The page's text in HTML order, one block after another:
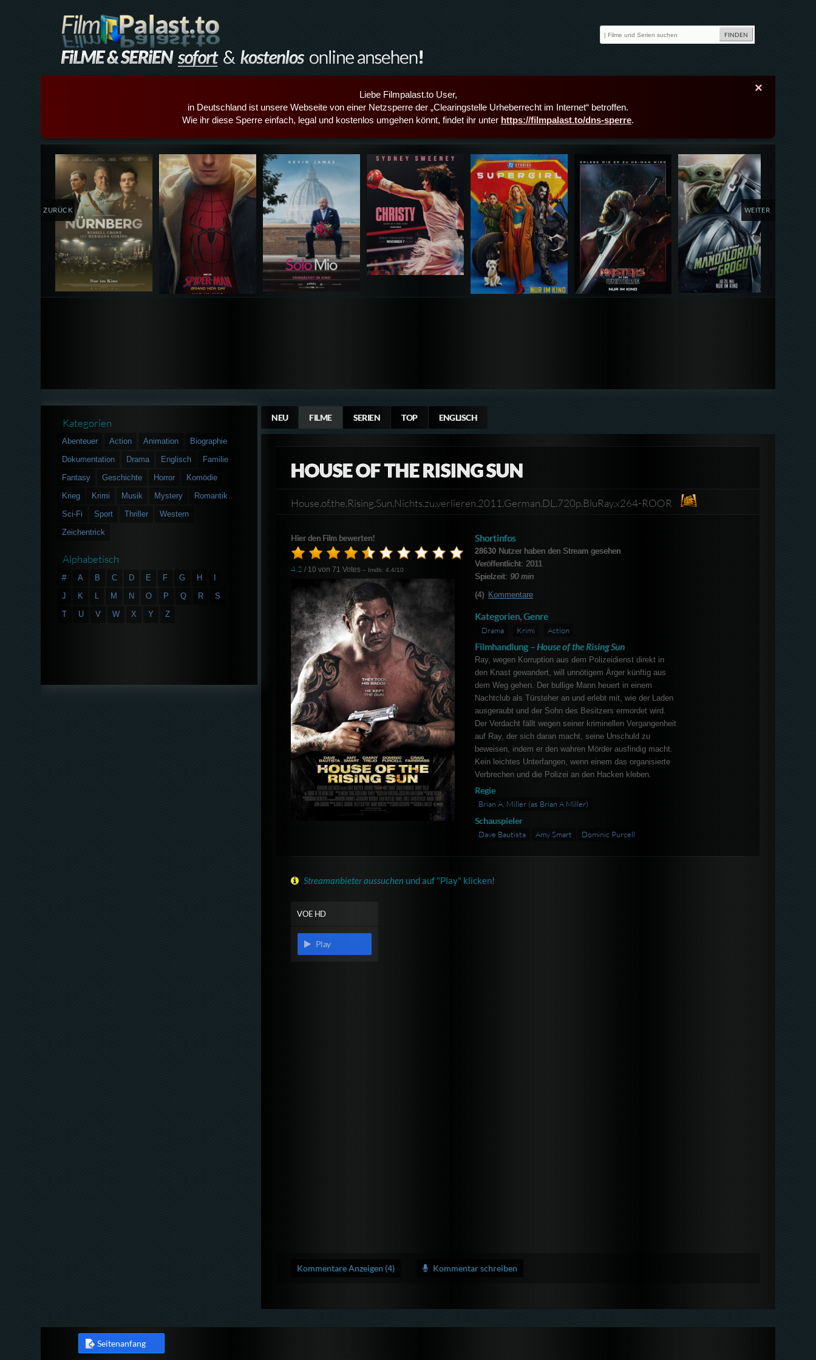
×
Liebe Filmpalast.to User,
in Deutschland ist unsere Webseite von einer Netzsperre der „Clearingstelle Urheberrecht im Internet“ betroffen.
Wie ihr diese Sperre einfach, legal und kostenlos umgehen könnt, findet ihr unter https://filmpalast.to/dns-sperre.
Details,Play Details,Play Details,Play Details,Play Details,Play Details,Play Details,Play
ZURÜCK WEITER
NEU FILME SERIEN TOP ENGLISCH
HOUSE OF THE RISING SUN
House.of.the.Rising.Sun.Nichts.zu.verlieren.2011.German.DL.720p.BluRay.x264-ROOR
Hier den Film bewerten!
4.2 / 10 von71 Votes – Imdb: 4.4/10
Shortinfos
28630Nutzer haben den Stream gesehen
Veröffentlicht: 2011
Spielzeit: 90 min
(4) Kommentare
Kategorien, Genre
Drama Krimi Action
Filmhandlung – House of the Rising Sun
Ray, wegen Korruption aus dem Polizeidienst direkt in
den Knast gewandert, will unnötigem Ärger künftig aus
dem Weg gehen. Der bullige Mann heuert in einem
Nachtclub als Türsteher an und erlebt mit, wie der Laden
ausgeraubt und der Sohn des Besitzers ermordet wird.
Der Verdacht fällt wegen seiner kriminellen Vergangenheit
auf Ray, der sich daran macht, seine Unschuld zu
beweisen, indem er den wahren Mörder ausfindig macht.
Kein leichtes Unterfangen, wenn einem das organisierte
Verbrechen und die Polizei an den Hacken kleben.
Regie
Brian A. Miller (as Brian A Miller)
Schauspieler
Dave Bautista Amy Smart Dominic Purcell
Streamanbieter aussuchen und auf "Play" klicken!
VOE HD
Play
Kommentare Anzeigen (4) Kommentar schreiben
Kategorien
Abenteuer Action Animation
Biographie
Dokumentation
Drama Englisch
Familie
Fantasy
Geschichte Horror
Komödie
Krieg
Krimi Musik Mystery
Romantik
Sci-Fi
Sport Thriller
Western
Zeichentrick
Alphabetisch
# A B C D E F G H
J
K L M N O P Q R
S
T
U V W X Y Z
Seitenanfang